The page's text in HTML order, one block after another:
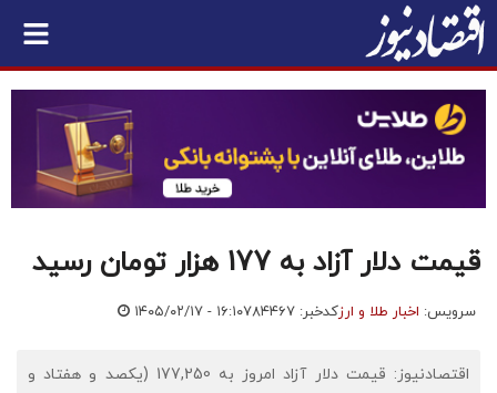
قیمت دلار آزاد به 177 هزار تومان رسید
سرویس: اخبار طلا و ارزکدخبر: ۷۸۴۴۶۷ ۱۴۰۵/۰۲/۱۷ - ۱۶:۱۰
اقتصادنیوز: قیمت دلار آزاد امروز به 177,250 (یکصد و هفتاد و